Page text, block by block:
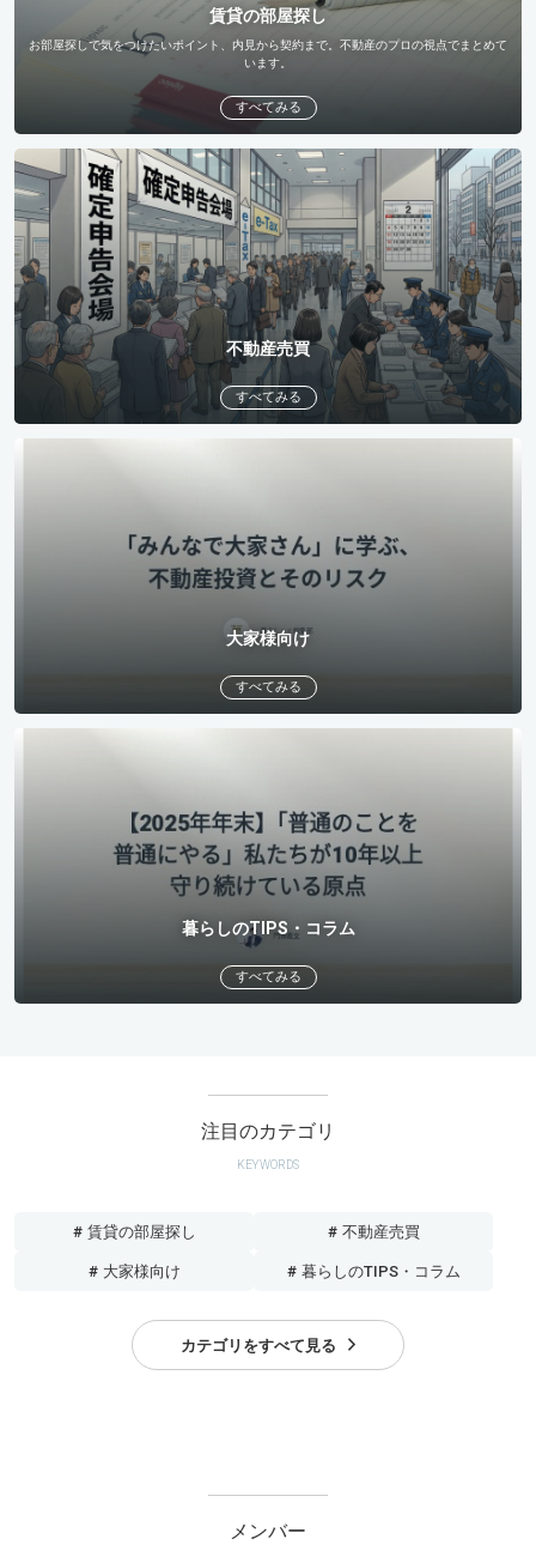
賃貸の部屋探し
お部屋探しで気をつけたいポイント、内見から契約まで。不動産のプロの視点でまとめて
います。
すべてみる
不動産売買
すべてみる
大家様向け
すべてみる
暮らしのTIPS・コラム
すべてみる
注目のカテゴリ
KEYWORDS
# 賃貸の部屋探し # 不動産売買
# 大家様向け # 暮らしのTIPS・コラム
カテゴリをすべて見る
メンバー